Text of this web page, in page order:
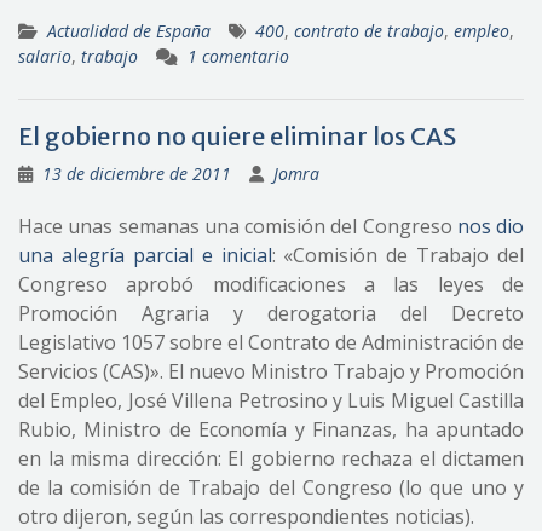
Actualidad de España 400, contrato de trabajo, empleo,
salario, trabajo 1 comentario
El gobierno no quiere eliminar los CAS
13 de diciembre de 2011 Jomra
Hace unas semanas una comisión del Congreso nos dio
una alegría parcial e inicial: «Comisión de Trabajo del
Congreso aprobó modificaciones a las leyes de
Promoción Agraria y derogatoria del Decreto
Legislativo 1057 sobre el Contrato de Administración de
Servicios (CAS)». El nuevo Ministro Trabajo y Promoción
del Empleo, José Villena Petrosino y Luis Miguel Castilla
Rubio, Ministro de Economía y Finanzas, ha apuntado
en la misma dirección: El gobierno rechaza el dictamen
de la comisión de Trabajo del Congreso (lo que uno y
otro dijeron, según las correspondientes noticias).